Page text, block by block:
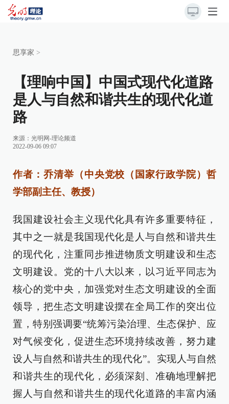
思享家 >
【理响中国】中国式现代化道路
是人与自然和谐共生的现代化道
路
来源： 光明网-理论频道
2022-09-06 09:07
作者：乔清举（中央党校（国家行政学院）哲
学部副主任、教授）
我国建设社会主义现代化具有许多重要特征，
其中之一就是我国现代化是人与自然和谐共生
的现代化，注重同步推进物质文明建设和生态
文明建设。党的十八大以来，以习近平同志为
核心的党中央，加强党对生态文明建设的全面
领导，把生态文明建设摆在全局工作的突出位
置，特别强调要“统筹污染治理、生态保护、应
对气候变化，促进生态环境持续改善，努力建
设人与自然和谐共生的现代化”。实现人与自然
和谐共生的现代化，必须深刻、准确地理解把
握人与自然和谐共生的现代化道路的丰富内涵